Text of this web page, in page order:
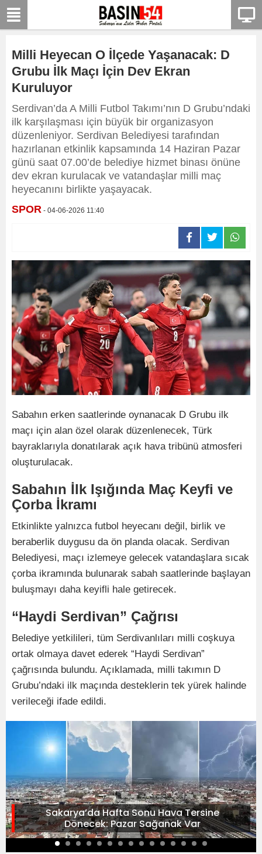
Milli Heyecan O İlçede Yaşanacak: D
Grubu İlk Maçı İçin Dev Ekran
Kuruluyor
Serdivan’da A Milli Futbol Takımı’nın D Grubu’ndaki
ilk karşılaşması için büyük bir organizasyon
düzenleniyor. Serdivan Belediyesi tarafından
hazırlanan etkinlik kapsamında 14 Haziran Pazar
günü saat 07.00’de belediye hizmet binası önüne
dev ekran kurulacak ve vatandaşlar milli maç
heyecanını birlikte yaşayacak.
SPOR - 04-06-2026 11:40
Sabahın erken saatlerinde oynanacak D Grubu ilk
maçı için alan özel olarak düzenlenecek, Türk
bayraklarıyla donatılarak açık hava tribünü atmosferi
oluşturulacak.
Sabahın İlk Işığında Maç Keyfi ve
Çorba İkramı
Etkinlikte yalnızca futbol heyecanı değil, birlik ve
beraberlik duygusu da ön planda olacak. Serdivan
Belediyesi, maçı izlemeye gelecek vatandaşlara sıcak
çorba ikramında bulunarak sabah saatlerinde başlayan
buluşmayı daha keyifli hale getirecek.
“Haydi Serdivan” Çağrısı
Belediye yetkilileri, tüm Serdivanlıları milli coşkuya
ortak olmaya davet ederek “Haydi Serdivan”
çağrısında bulundu. Açıklamada, milli takımın D
Grubu’ndaki ilk maçında desteklerin tek yürek halinde
verileceği ifade edildi.
Sakarya’da Hafta Sonu Hava Tersine
Dönecek: Pazar Sağanak Var